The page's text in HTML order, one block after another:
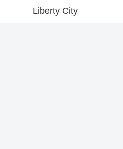
Liberty City